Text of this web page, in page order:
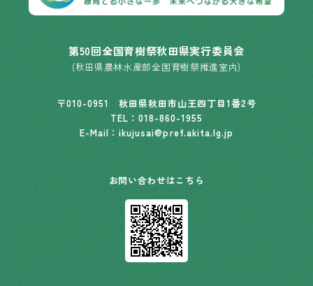
第50回全国育樹祭秋田県実行委員会
(秋田県農林水産部全国育樹祭推進室内)
〒010-0951 秋田県秋田市山王四丁目1番2号
TEL： 018-860-1955
E-Mail：ikujusai@pref.akita.lg.jp
お問い合わせはこちら